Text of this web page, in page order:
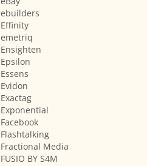
ebuilders
Effinity
emetriq
Ensighten
Epsilon
Essens
Evidon
Exactag
Exponential
Facebook
Flashtalking
Fractional Media
FUSIO BY S4M